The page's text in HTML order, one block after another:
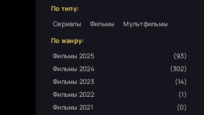
По типу:
Сериалы
Фильмы
Мультфильмы
По жанру:
Фильмы 2025
(93)
Фильмы 2024
(302)
Фильмы 2023
(14)
Фильмы 2022
(1)
Фильмы 2021
(0)